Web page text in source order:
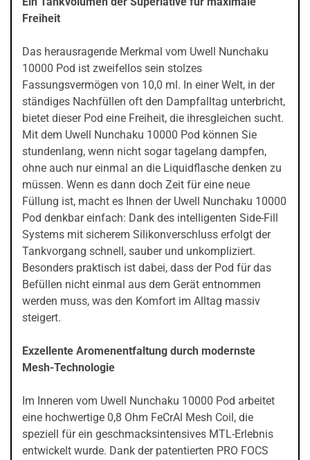
Freiheit
Das herausragende Merkmal vom Uwell Nunchaku
10000 Pod ist zweifellos sein stolzes
Fassungsvermögen von 10,0 ml. In einer Welt, in der
ständiges Nachfüllen oft den Dampfalltag unterbricht,
bietet dieser Pod eine Freiheit, die ihresgleichen sucht.
Mit dem Uwell Nunchaku 10000 Pod können Sie
stundenlang, wenn nicht sogar tagelang dampfen,
ohne auch nur einmal an die Liquidflasche denken zu
müssen. Wenn es dann doch Zeit für eine neue
Füllung ist, macht es Ihnen der Uwell Nunchaku 10000
Pod denkbar einfach: Dank des intelligenten Side-Fill
Systems mit sicherem Silikonverschluss erfolgt der
Tankvorgang schnell, sauber und unkompliziert.
Besonders praktisch ist dabei, dass der Pod für das
Befüllen nicht einmal aus dem Gerät entnommen
werden muss, was den Komfort im Alltag massiv
steigert.
Exzellente Aromenentfaltung durch modernste
Mesh-Technologie
Im Inneren vom Uwell Nunchaku 10000 Pod arbeitet
eine hochwertige 0,8 Ohm FeCrAl Mesh Coil, die
speziell für ein geschmacksintensives MTL-Erlebnis
entwickelt wurde. Dank der patentierten PRO FOCS